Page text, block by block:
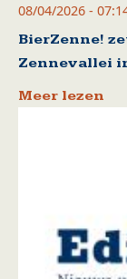
08/04/2026 -
BierZenne!
Zennevallei
Meer lezen